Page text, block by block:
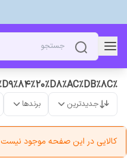
%D8%A7%D9%84%20%D8%AC%DB%8C
جدیدترین برندها
کالایی در این صفحه موجود نیست